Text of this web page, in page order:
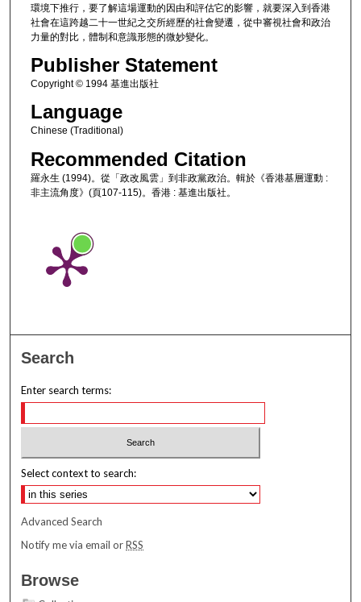
環境下推行，要了解這場運動的因由和評估它的影響，就要深入到香港
社會在這跨越二十一世紀之交所經歷的社會變遷，從中審視社會和政治
力量的對比，體制和意識形態的微妙變化。
Publisher Statement
Copyright © 1994 基進出版社
Language
Chinese (Traditional)
Recommended Citation
羅永生 (1994)。從「政改風雲」到非政黨政治。輯於《香港基層運動 :
非主流角度》(頁107-115)。香港 : 基進出版社。
Search
Enter search terms:
Select context to search:
Advanced Search
Notify me via email orRSS
Browse